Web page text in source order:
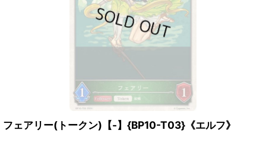
フェアリー(トークン)【-】{BP10-T03}《エルフ》